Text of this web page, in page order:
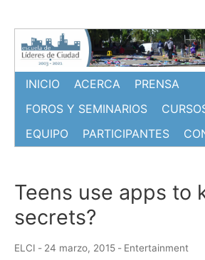
contenido
INICIO ACERCA
PRENSA
FOROS Y SEMINARIOS
EQUIPO
PARTICIPANTES
Teens use apps to
secrets?
ELCI - 24 marzo, 2015 - Entertainment